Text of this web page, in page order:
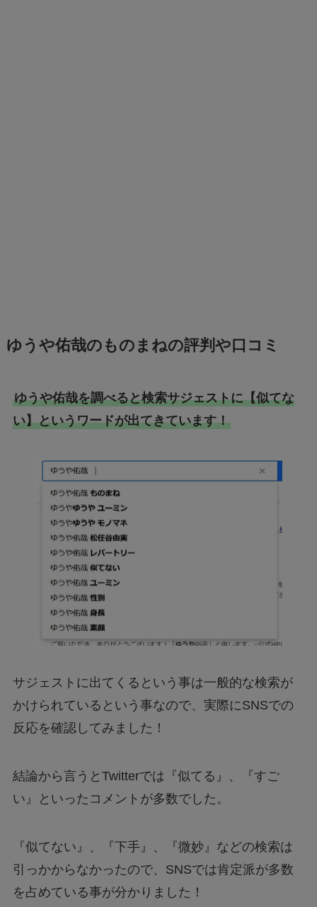
ゆうや佑哉のものまねの評判 や口コミ
ゆうや佑哉を調べると検索サジェストに【似てな
い】というワードが出てきています！
サジェストに出てくるという事は一般的な検索が
かけられているという事なので、実際にSNSでの
反応を確認してみました！
結論から言うとTwitterでは『似てる』、『すご
い』といったコメントが多数でした。
『似てない』、『下手』、『微妙』などの検索は
引っかからなかったので、SNSでは肯定派が多数
を占めている事が分かりました！